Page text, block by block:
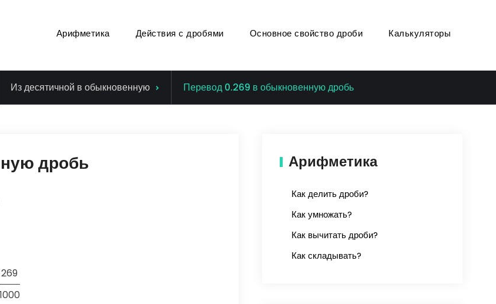
Арифметика Действия с дробями Основное свойство дроби Калькуляторы
Из десятичной в обыкновенную Перевод 0.269 в обыкновенную дробь
дробь
269
1000
Арифметика
Как делить дроби?
Как умножать?
Как вычитать дроби?
Как складывать?